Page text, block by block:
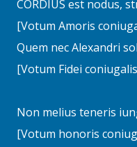
CORDIUS est nodus,
[Votum Amoris
Quem nec Alexandri
[Votum Fidei
Non melius teneris
[Votum honoris